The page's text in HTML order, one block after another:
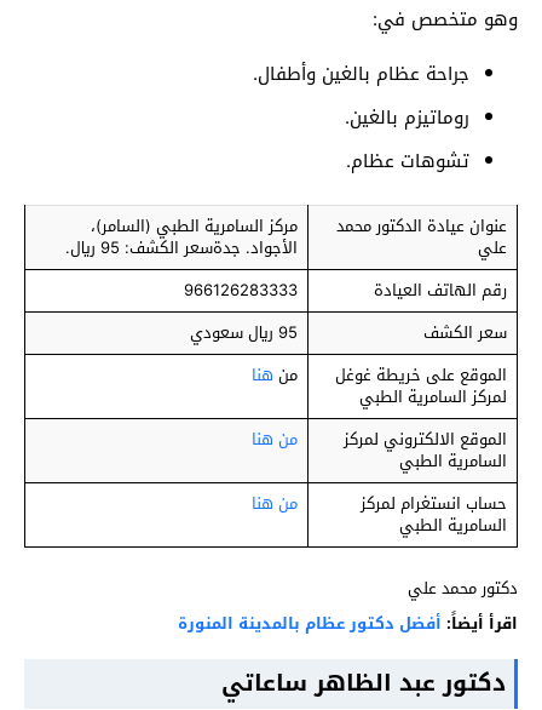
وهو متخصص في:
جراحة عظام بالغين وأطفال.
روماتيزم بالغين.
تشوهات عظام.
عنوان عيادة الدكتور محمد
علي
مركز السامرية الطبي (السامر)،
الأجواد. جدةسعر الكشف: 95 ريال.
رقم الهاتف العيادة
966126283333
سعر الكشف
95 ريال سعودي
الموقع على خريطة غوغل
لمركز السامرية الطبي
من هنا
الموقع الالكتروني لمركز
السامرية الطبي
من هنا
حساب انستغرام لمركز
السامرية الطبي
من هنا
دكتور محمد علي
اقرأ أيضاً: أفضل دكتور عظام بالمدينة المنورة
دكتور عبد الظاهر ساعاتي